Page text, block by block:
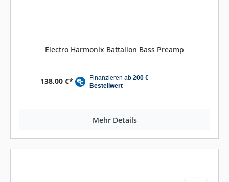
Electro Harmonix Battalion Bass Preamp
138,00 €*
Mehr Details